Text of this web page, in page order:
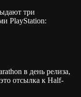
три
PlayStation:
в день релиза,
отсылка к Half-